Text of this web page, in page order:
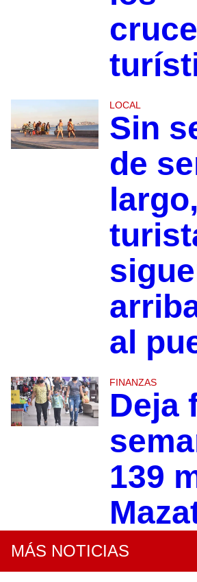
LOCAL
Sin
de
largo,
al
FINANZAS
Deja
139
MÁS NOTICIAS